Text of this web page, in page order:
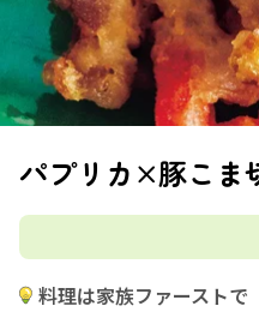
パプリカ×豚こま
料理は家族ファーストで